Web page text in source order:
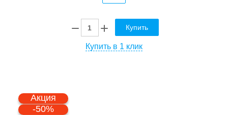
Купить
Купить в 1 клик
Акция
-50%